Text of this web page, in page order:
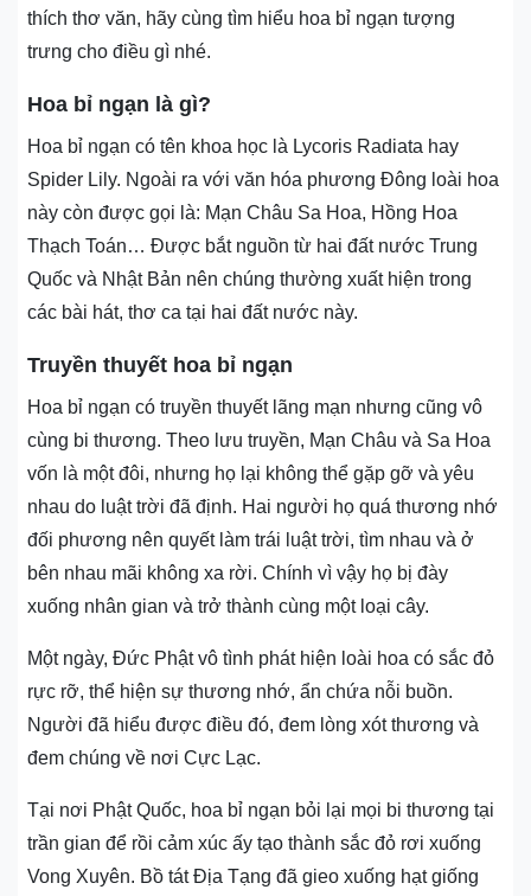
thích thơ văn, hãy cùng tìm hiểu hoa bỉ ngạn tượng
trưng cho điều gì nhé.
Hoa bỉ ngạn là gì?
Hoa bỉ ngạn có tên khoa học là Lycoris Radiata hay
Spider Lily. Ngoài ra với văn hóa phương Đông loài hoa
này còn được gọi là: Mạn Châu Sa Hoa, Hồng Hoa
Thạch Toán… Được bắt nguồn từ hai đất nước Trung
Quốc và Nhật Bản nên chúng thường xuất hiện trong
các bài hát, thơ ca tại hai đất nước này.
Truyền thuyết hoa bỉ ngạn
Hoa bỉ ngạn có truyền thuyết lãng mạn nhưng cũng vô
cùng bi thương. Theo lưu truyền, Mạn Châu và Sa Hoa
vốn là một đôi, nhưng họ lại không thể gặp gỡ và yêu
nhau do luật trời đã định. Hai người họ quá thương nhớ
đối phương nên quyết làm trái luật trời, tìm nhau và ở
bên nhau mãi không xa rời. Chính vì vậy họ bị đày
xuống nhân gian và trở thành cùng một loại cây.
Một ngày, Đức Phật vô tình phát hiện loài hoa có sắc đỏ
rực rỡ, thể hiện sự thương nhớ, ẩn chứa nỗi buồn.
Người đã hiểu được điều đó, đem lòng xót thương và
đem chúng về nơi Cực Lạc.
Tại nơi Phật Quốc, hoa bỉ ngạn bỏi lại mọi bi thương tại
trần gian để rồi cảm xúc ấy tạo thành sắc đỏ rơi xuống
Vong Xuyên. Bồ tát Địa Tạng đã gieo xuống hạt giống